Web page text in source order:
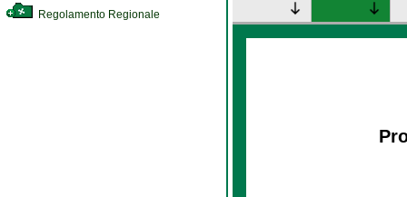
Regolamento Regionale